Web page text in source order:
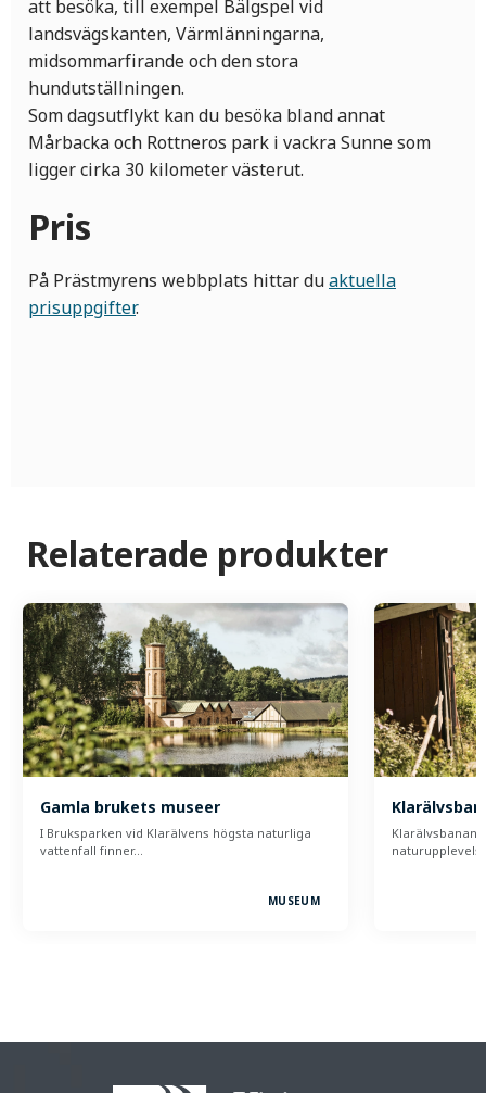
att besöka, till exempel Bälgspel vid
landsvägskanten, Värmlänningarna,
midsommarfirande och den stora
hundutställningen.
Som dagsutflykt kan du besöka bland annat
Mårbacka och Rottneros park i vackra Sunne som
ligger cirka 30 kilometer västerut.
Pris
På Prästmyrens webbplats hittar duaktuella
prisuppgifter.
Relaterade produkter
Gamla brukets museer
I Bruksparken vid Klarälvens högsta naturliga
vattenfall finner…
MUSEUM